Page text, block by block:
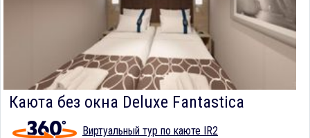
Каюта без окна Deluxe Fantastica
Виртуальный тур по каюте IR2